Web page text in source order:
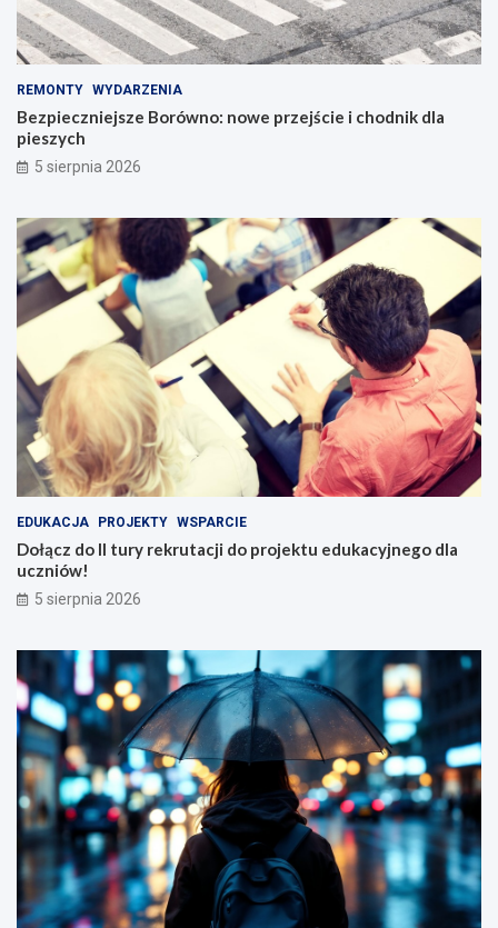
REMONTY WYDARZENIA
Bezpieczniejsze Borówno: nowe przejście i chodnik dla
pieszych
5 sierpnia 2026
EDUKACJA PROJEKTY WSPARCIE
Dołącz do II tury rekrutacji do projektu edukacyjnego dla
uczniów!
5 sierpnia 2026